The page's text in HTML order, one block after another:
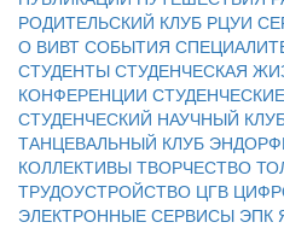
РОДИТЕЛЬСКИЙ КЛУБ РЦУИ
О ВИВТ СОБЫТИЯ
СТУДЕНТЫ СТУДЕНЧЕСКАЯ
КОНФЕРЕНЦИИ
СТУДЕНЧЕСКИЙ НАУЧНЫЙ
ТАНЦЕВАЛЬНЫЙ КЛУБ
КОЛЛЕКТИВЫ ТВОРЧЕСТВО
ТРУДОУСТРОЙСТВО ЦГВ
ЭЛЕКТРОННЫЕ СЕРВИСЫ ЭПК